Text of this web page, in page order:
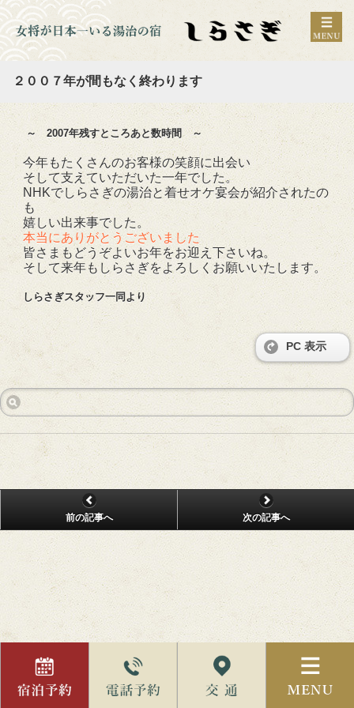
２００７年が間もなく終わります
～ 2007年残すところあと数時間 ～
今年もたくさんのお客様の笑顔に出会い
そして支えていただいた一年でした。
NHKでしらさぎの湯治と着せオケ宴会が紹介されたの
も
嬉しい出来事でした。
本当にありがとうございました
皆さまもどうぞよいお年をお迎え下さいね。
そして来年もしらさぎをよろしくお願いいたします。
しらさぎスタッフ一同より
PC 表示
前の記事へ 次の記事へ